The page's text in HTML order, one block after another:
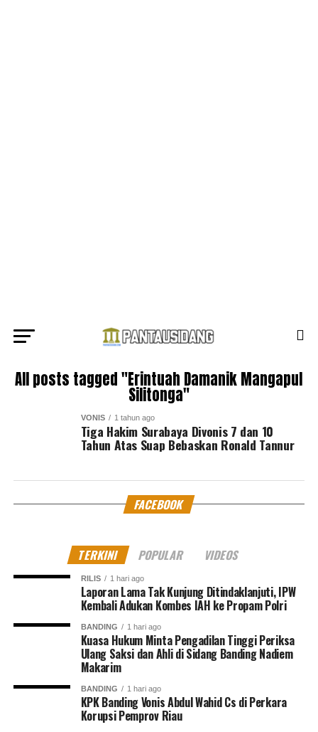
All posts tagged "Erintuah Damanik Mangapul
Silitonga"
VONIS 1 tahun ago
Tiga Hakim Surabaya Divonis 7 dan 10
Tahun Atas Suap Bebaskan Ronald Tannur
FACEBOOK
TERKINI POPULAR VIDEOS
RILIS 1 hari ago
Laporan Lama Tak Kunjung Ditindaklanjuti, IPW
Kembali Adukan Kombes IAH ke Propam Polri
BANDING 1 hari ago
Kuasa Hukum Minta Pengadilan Tinggi Periksa
Ulang Saksi dan Ahli di Sidang Banding Nadiem
Makarim
BANDING 1 hari ago
KPK Banding Vonis Abdul Wahid Cs di Perkara
Korupsi Pemprov Riau